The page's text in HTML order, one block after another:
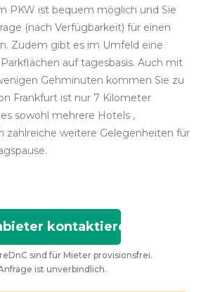
PKW ist bequem möglich und Sie
(nach Verfügbarkeit) für einen
Zudem gibt es im Umfeld eine
auf tagesbasis. Auch mit
Gehminuten kommen Sie zu
Frankfurt ist nur 7 Kilometer
sowohl mehrere Hotels ,
zahlreiche weitere Gelegenheiten für
kontaktieren
sind für Mieter provisionsfrei.
ist unverbindlich.